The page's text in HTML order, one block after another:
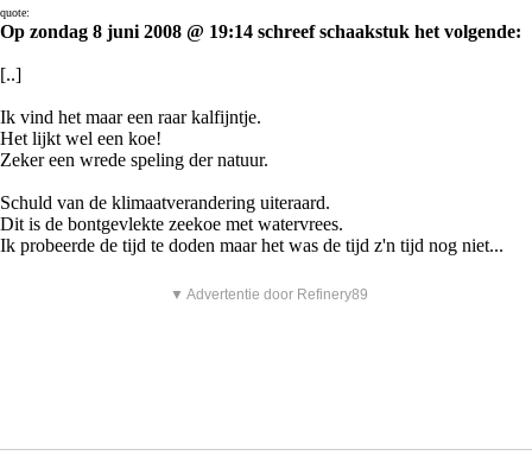
quote:
Op zondag 8 juni 2008 @ 19:14 schreef schaakstuk het volgende:
[..]
Ik vind het maar een raar kalfijntje.
Het lijkt wel een koe!
Zeker een wrede speling der natuur.
Schuld van de klimaatverandering uiteraard.
Dit is de bontgevlekte zeekoe met watervrees.
Ik probeerde de tijd te doden maar het was de tijd z'n tijd nog niet...
▼ Advertentie door Refinery89